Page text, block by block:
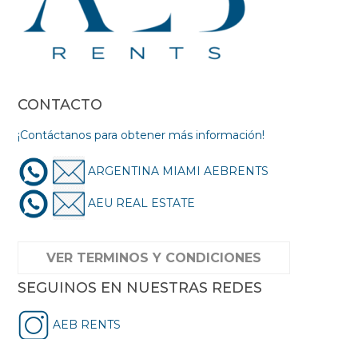
CONTACTO
¡Contáctanos para obtener más información!
ARGENTINA MIAMI AEBRENTS
AEU REAL ESTATE
VER TERMINOS Y CONDICIONES
SEGUINOS EN NUESTRAS REDES
AEB RENTS